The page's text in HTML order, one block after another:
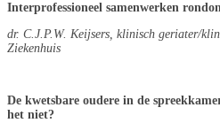
Interprofessioneel samenwerken
dr. C.J.P.W. Keijsers, klinisch geriater/
Ziekenhuis
De kwetsbare oudere in de
het niet?